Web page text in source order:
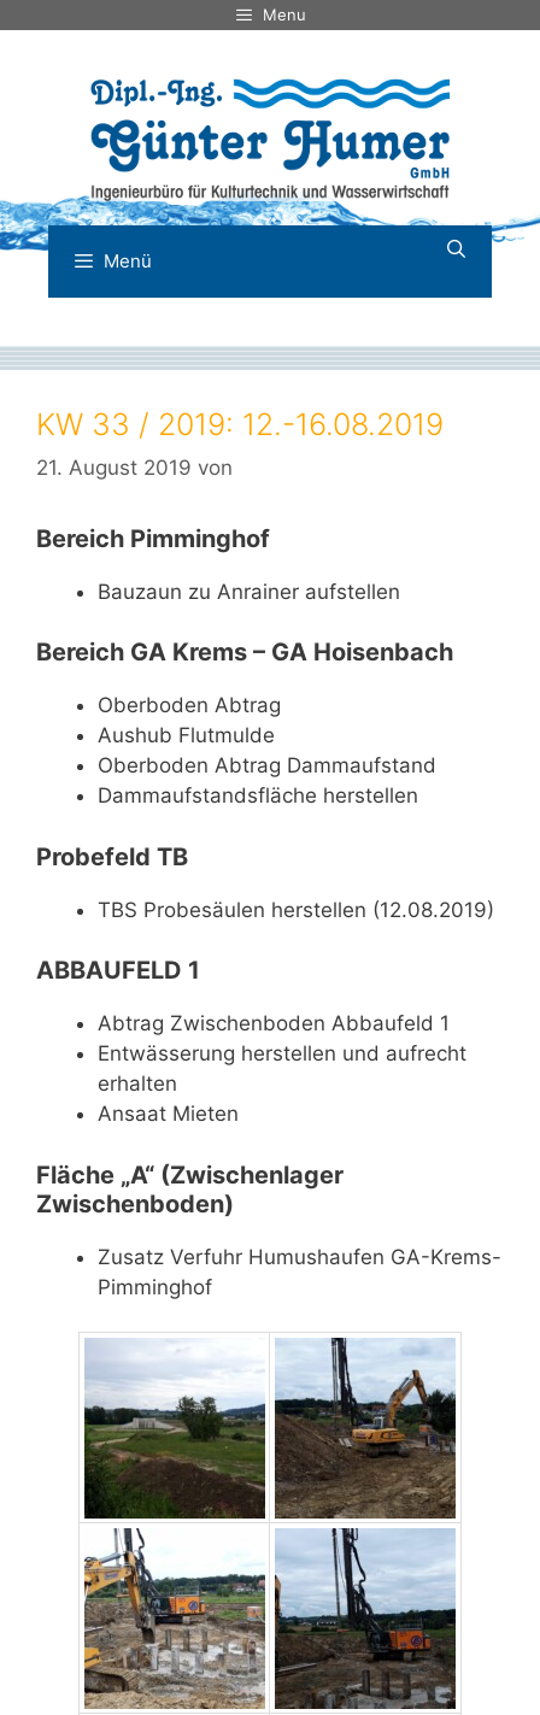
Menu
Menü
KW 33 / 2019: 12.-16.08.2019
21. August 2019 von
Bereich Pimminghof
Bauzaun zu Anrainer aufstellen
Bereich GA Krems – GA Hoisenbach
Oberboden Abtrag
Aushub Flutmulde
Oberboden Abtrag Dammaufstand
Dammaufstandsfläche herstellen
Probefeld TB
TBS Probesäulen herstellen (12.08.2019)
ABBAUFELD 1
Abtrag Zwischenboden Abbaufeld 1
Entwässerung herstellen und aufrecht
erhalten
Ansaat Mieten
Fläche „A“ (Zwischenlager
Zwischenboden)
Zusatz Verfuhr Humushaufen GA-Krems-
Pimminghof